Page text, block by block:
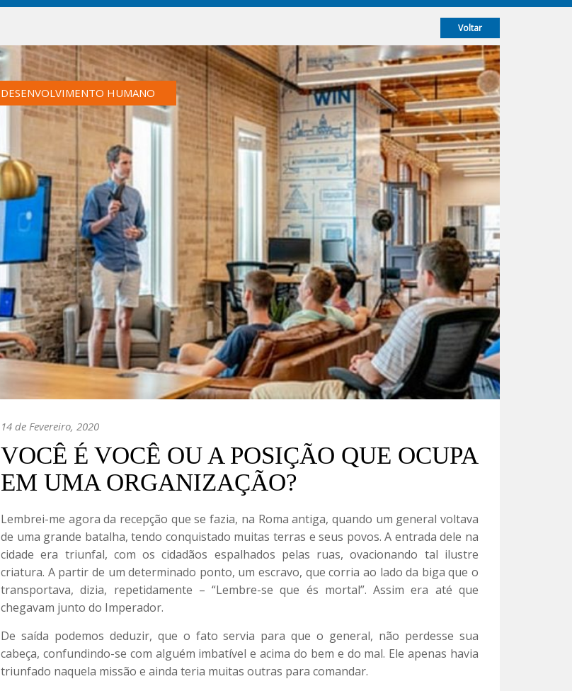
Voltar
DESENVOLVIMENTO HUMANO
14 de Fevereiro, 2020
VOCÊ É VOCÊ OU A POSIÇÃO QUE OCUPA
EM UMA ORGANIZAÇÃO?
Lembrei-me agora da recepção que se fazia, na Roma antiga, quando um general voltava
de uma grande batalha, tendo conquistado muitas terras e seus povos. A entrada dele na
cidade era triunfal, com os cidadãos espalhados pelas ruas, ovacionando tal ilustre
criatura. A partir de um determinado ponto, um escravo, que corria ao lado da biga que o
transportava, dizia, repetidamente – “Lembre-se que és mortal”. Assim era até que
chegavam junto do Imperador.
De saída podemos deduzir, que o fato servia para que o general, não perdesse sua
cabeça, confundindo-se com alguém imbatível e acima do bem e do mal. Ele apenas havia
triunfado naquela missão e ainda teria muitas outras para comandar.